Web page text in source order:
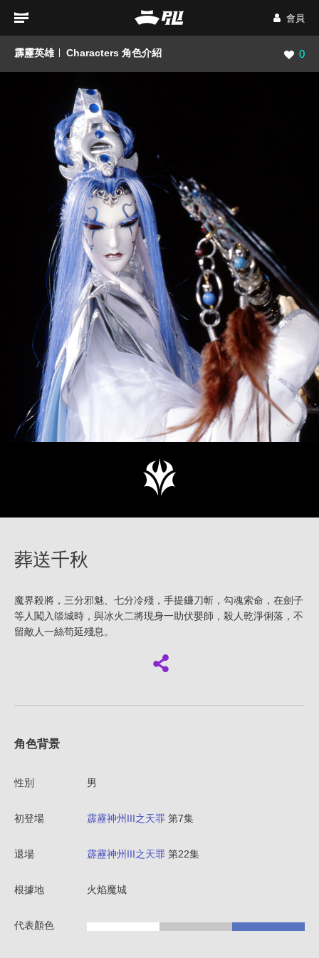
會員
霹靂英雄 Characters 角色介紹 瀏覽
0
葬送千秋
魔界殺將，三分邪魅、七分冷殘，手提鐮刀斬，勾魂索命，在劍子
等人闖入燄城時，與冰火二將現身一助伏嬰師，殺人乾淨俐落，不
留敵人一絲苟延殘息。
角色背景
性別 男
初登場 霹靂神州III之天罪 第7集
退場 霹靂神州III之天罪 第22集
根據地 火焰魔城
代表顏色